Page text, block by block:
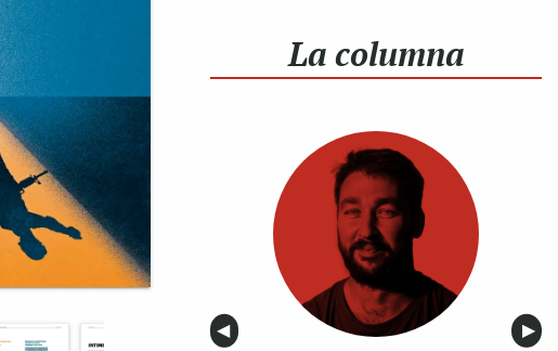
La columna
Anterior
◀︎ ▶︎